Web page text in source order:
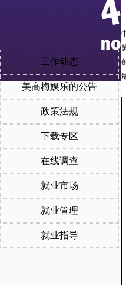
工作动态
美高梅娱乐的公告
政策法规
下载专区
在线调查
就业市场
就业管理
就业指导